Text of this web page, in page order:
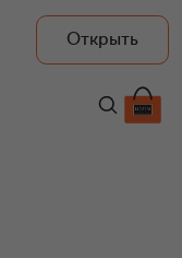
Открыть
199 500 ₽